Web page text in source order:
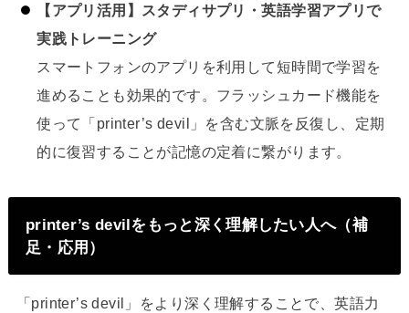
【アプリ活用】スタディサプリ・英語学習アプリで
実践トレーニング
スマートフォンのアプリを利用して短時間で学習を
進めることも効果的です。フラッシュカード機能を
使って「printer’s devil」を含む文脈を反復し、定期
的に復習することが記憶の定着に繋がります。
printer’s devilをもっと深く理解したい人へ（補
足・応用）
「printer’s devil」をより深く理解することで、英語力